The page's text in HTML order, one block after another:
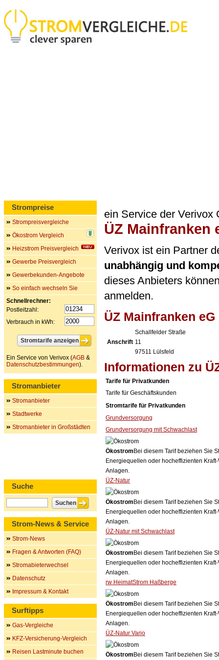
ein Service der Verivox
ÜZ Mainfranken
Verivox ist ein Partner
unabhängig und
dieses Anbieters
anmelden.
ÜZ Mainfranken eG
Anschrift
Schallfelder Straße
11
97511 Lülsfeld
Informationen zu
Tarife für Privatkunden
Tarife für Geschäftskunden
Stromtarife für Privatkunden
Grundversorgung
Grundversorgung mit Schwachlast
Ökostrom Bei diesem Tarif beziehen Sie
Energiequellen oder hocheffizienten
Anlagen.
ÜZ-Natur
Ökostrom Bei diesem Tarif beziehen Sie
Energiequellen oder hocheffizienten
Anlagen.
ÜZ-Natur mit Schwachlast
Ökostrom Bei diesem Tarif beziehen Sie
Energiequellen oder hocheffizienten
Anlagen.
rw HeimatStrom Haßberge
Ökostrom Bei diesem Tarif beziehen Sie
Energiequellen oder hocheffizienten
Anlagen.
ÜZ-Natur Vario
Ökostrom Bei diesem Tarif beziehen Sie
Strompreise
Strompreisvergleiche
Ökostrom Vergleich
Heizstrom Preisvergleich
Gewerbe Preisvergleich
Gewerbekunden-Angebote
So einfach wechseln Sie
Schnellrechner:
Postleitzahl:
Verbrauch in kWh:
Ein Service von Verivox (AGB &
Datenschutzbestimmungen).
Stromanbieter
Stromanbieter
Stadtwerke
Stromanbieter in Großstädten
Suche
Strom-News & Service
Strom-News
Fragen & Antworten (FAQ)
Stromabieterwechsel
Datenschutz
Impressum & Kontakt
Surftipps
Gas-Vergleiche
KFZ-Versicherung-Vergleich
Reisen Lastminute buchen